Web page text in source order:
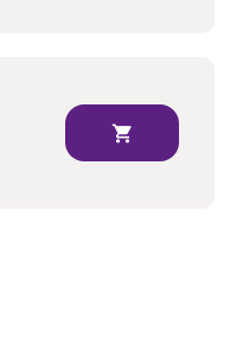
shopping_cart